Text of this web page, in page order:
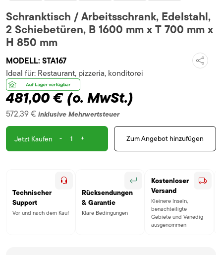
Schranktisch / Arbeitsschrank, Edelstahl,
2 Schiebetüren, B 1600 mm x T 700 mm x
H 850 mm
MODELL: STA167
481,00 €(o. MwSt.)
572,39 € inklusive Mehrwertsteuer
Ideal für: Restaurant, pizzeria, konditorei
Jetzt Kaufen - + Zum Angebot hinzufügen
Technischer
Support
Vor und nach dem Kauf
Rücksendungen
& Garantie
Klare Bedingungen
Kostenloser
Versand
Kleinere Inseln,
benachteiligte
Gebiete und Venedig
ausgenommen